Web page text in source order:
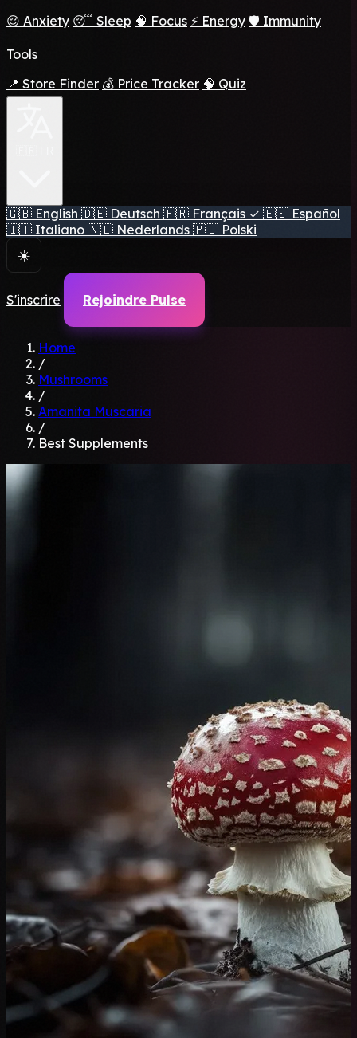
😌 Anxiety 😴 Sleep 🧠 Focus ⚡ Energy 🛡️ Immunity
Tools
📍 Store Finder 💰 Price Tracker 🧠 Quiz
🇬🇧 English 🇩🇪 Deutsch 🇫🇷 Français ✓ 🇪🇸 Español
🇮🇹 Italiano 🇳🇱 Nederlands 🇵🇱 Polski
☀️
S'inscrire Rejoindre Pulse
Home
/
Mushrooms
/
Amanita Muscaria
/
Best Supplements